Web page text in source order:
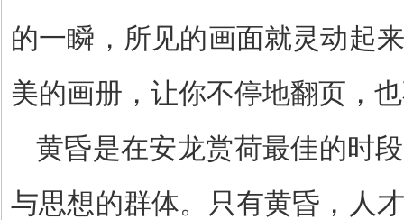
的一瞬，所见的画面就灵动起
美的画册，让你不停地翻页，
黄昏是在安龙赏荷最佳的时
与思想的群体。只有黄昏，人